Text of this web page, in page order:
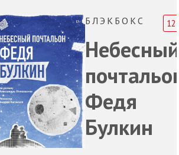
БЛЭКБОКС
Небесный
Федя
Булкин